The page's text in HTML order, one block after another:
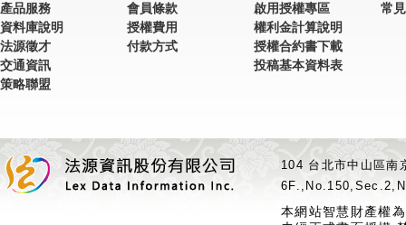
產品服務
資料庫說明
法源徵才
交通資訊
策略聯盟
會員條款
授權費用
付款方式
啟用授權專區
權利金計算說明
授權合約書下載
投稿基本資料表
常
104 台北市中山區
本網站智慧財產權